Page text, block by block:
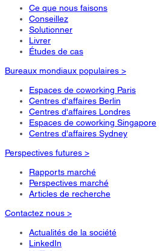
Ce que nous faisons
Conseillez
Solutionner
Livrer
Études de cas
Bureaux mondiaux populaires >
Espaces de coworking Paris
Centres d'affaires Berlin
Centres d'affaires Londres
Espaces de coworking Singapore
Centres d'affaires Sydney
Perspectives futures >
Rapports marché
Perspectives marché
Articles de recherche
Contactez nous >
Actualités de la société
LinkedIn